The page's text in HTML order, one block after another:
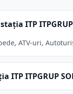
ITP ITPGRUP
ATV-uri,
ITP ITPGRUP